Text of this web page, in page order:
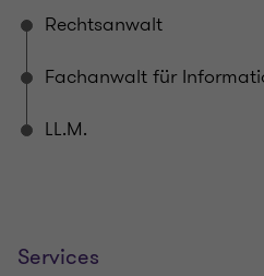
Rechtsanwalt
Fachanwalt für
LL.M.
Services